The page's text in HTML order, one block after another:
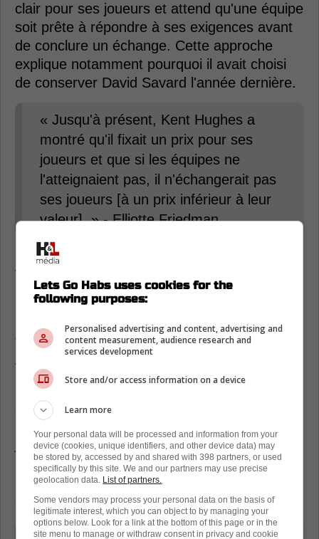
clair pour ses joueurs et attend qu'une équipe
soit prête à répondre à ses exigences avant
de conclure un échange. Cette approche
explique notamment pourquoi il avait choisi
de conserver David Savard l'année dernière.
« Jusqu'à présent, Kent Hughes a
montré qu'il fixait un prix pour ses
joueurs et que si les équipes ne
l'atteignaient pas, il n'échangerait pas
ses joueurs [à un prix inférieur à leur
valeur]. » - Elliotte Friedman
Voilà qui est intéressant !
Cependant, la grande question que tout le
monde se pose : quel prix une équipe devra-
t-elle payer pour acquérir Jake Evans ou Joel
Armia?
D'après Elliotte Friedman, qui bénéficie de
solides sources à travers la LNH, Kent
joueurs. Le directeur général du Canadien de
Montréal demanderait un choix de deuxième
ronde en retour, que ce soit pour Jake Evans
ou Joel Armia.
Lets Go Habs uses cookies for the
following purposes:
Personalised advertising and content, advertising and
content measurement, audience research and
services development
Store and/or access information on a device
Learn more
Your personal data will be processed and information from your
device (cookies, unique identifiers, and other device data) may
be stored by, accessed by and shared with 398 partners, or used
specifically by this site. We and our partners may use precise
geolocation data. List of partners.
Some vendors may process your personal data on the basis of
legitimate interest, which you can object to by managing your
options below. Look for a link at the bottom of this page or in the
site menu to manage or withdraw consent in privacy and cookie